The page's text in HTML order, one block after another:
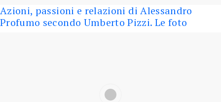
Azioni, passioni e relazioni di Alessandro
Profumo secondo Umberto Pizzi. Le foto